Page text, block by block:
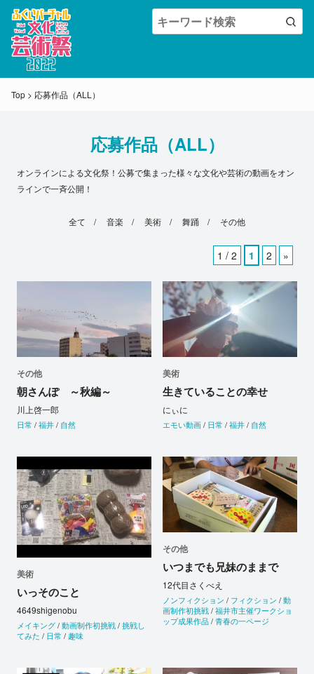
Top > 応募作品（ALL）
応募作品（ALL）
オンラインによる文化祭！公募で集まった様々な文化や芸術の動画をオン
ラインで一斉公開！
全て / 音楽 / 美術 / 舞踊 / その他
1 / 2 1 2 »
その他
朝さんぽ ～秋編～
川上啓一郎
日常 /福井/ 自然
美術
生きていることの幸せ
にぃに
エモい動画/ 日常 /福井/ 自然
美術
いっそのこと
4649shigenobu
メイキング/動画制作初挑戦/挑戦し
てみた / 日常 /趣味
その他
いつまでも兄妹のままで
12代目さくべえ
ノンフィクション / フィクション /動
画制作初挑戦/福井市主催ワークショ
ップ成果作品/青春の一ページ